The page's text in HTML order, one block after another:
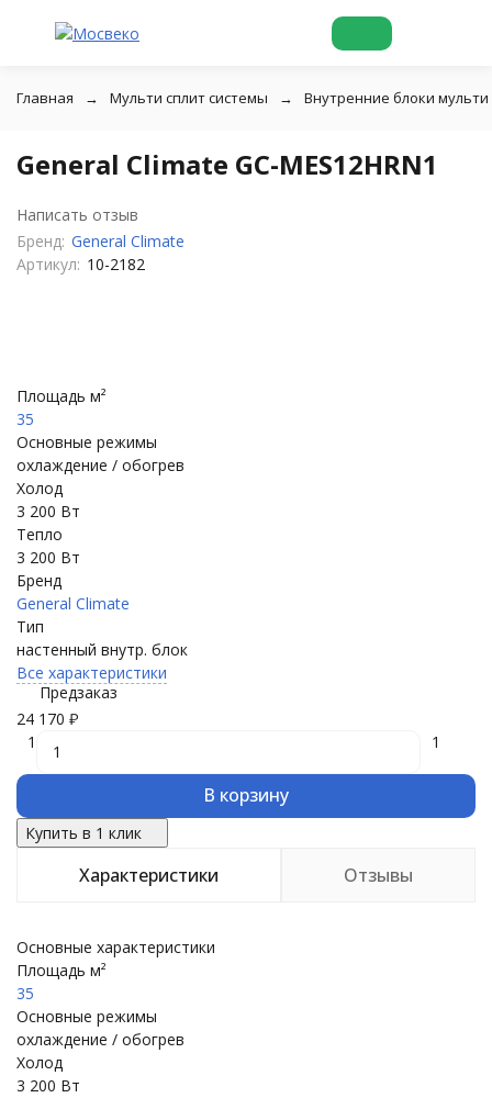
Главная Мульти сплит системы Внутренние блоки мульти
General Climate GC-MES12HRN1
Написать отзыв
Бренд: General Climate
Артикул: 10-2182
Площадь м²
35
Основные режимы
охлаждение / обогрев
Холод
3 200 Вт
Тепло
3 200 Вт
Бренд
General Climate
Тип
настенный внутр. блок
Все характеристики
Предзаказ
24 170 ₽
1
1
В корзину
Купить в 1 клик
Характеристики Отзывы
Основные характеристики
Площадь м²
35
Основные режимы
охлаждение / обогрев
Холод
3 200 Вт